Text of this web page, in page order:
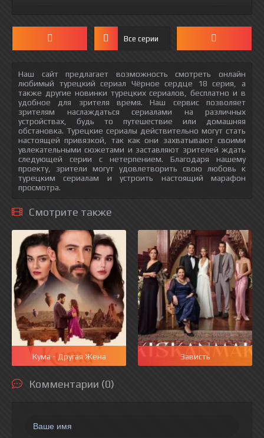
Все серии
Наш сайт предлагает возможность смотреть онлайн
любимый турецкий сериал Чёрное сердце 18 серия, а
также другие новинки турецких сериалов, бесплатно и в
удобное для зрителя время. Наш сервис позволяет
зрителям наслаждаться сериалами на различных
устройствах, будь то путешествие или домашняя
обстановка. Турецкие сериалы действительно могут стать
настоящей привязкой, так как они захватывают своими
увлекательными сюжетами и заставляют зрителей ждать
следующей серии с нетерпением. Благодаря нашему
проекту, зрители могут удовлетворить свою любовь к
турецким сериалам и устроить настоящий марафон
просмотра.
Смотрите также
Кума - Другая Жена Зависть
Комментарии (0)